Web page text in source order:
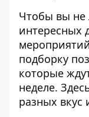
Чтобы вы не
интересных
подборку
которые
неделе.
разных вкус